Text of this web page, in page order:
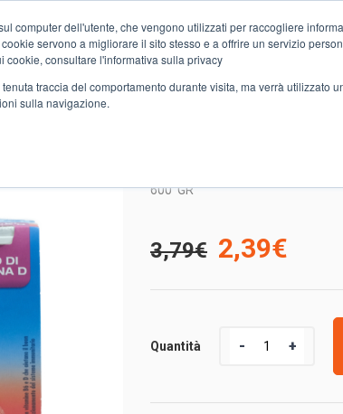
computer dell'utente, che vengono utilizzati per raccogliere
servono a migliorare il sito stesso e a offrire un servizio
cookie, consultare l'informativa sulla privacy
traccia del comportamento durante visita, ma verrà utilizzato
sulla navigazione.
Chi siamo Servizi Spesa online Carta Club A&O
6 ACTIMEL FRAGOLA DANONE
6 ACTIMEL
600 GR
3,79€ Il
prezzo
originale
2,39€
Quantità